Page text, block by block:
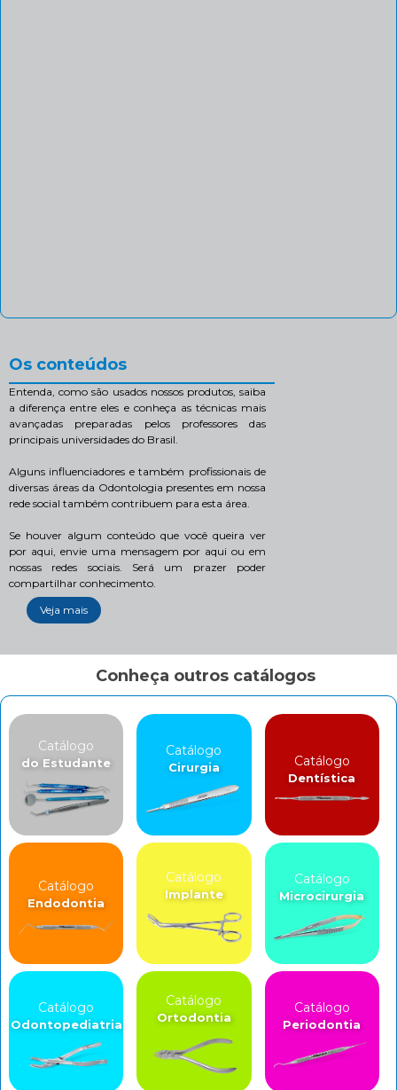
Os conteúdos
Entenda, como são usados nossos produtos, saiba
a diferença entre eles e conheça as técnicas mais
avançadas preparadas pelos professores das
principais universidades do Brasil.
Alguns influenciadores e também profissionais de
diversas áreas da Odontologia presentes em nossa
rede social também contribuem para esta área.
Se houver algum conteúdo que você queira ver
por aqui, envie uma mensagem por aqui ou em
nossas redes sociais. Será um prazer poder
compartilhar conhecimento.
Veja mais
Conheça outros catálogos
Catálogo
do Estudante
Catálogo
Cirurgia Catálogo
Dentística
Catálogo
Endodontia
Catálogo
Implante
Catálogo
Microcirurgia
Catálogo
Odontopediatria
Catálogo
Ortodontia
Catálogo
Periodontia